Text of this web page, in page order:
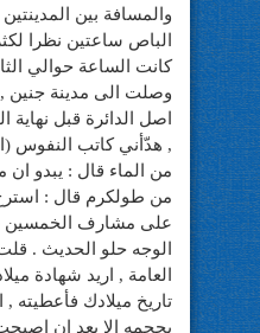
الباص ساعتين نظرا
كانت الساعة حوالي
وصلت الى مدينة جنين
اصل الدائرة قبل
, هدّأني كاتب النفوس
من الماء قال : يبدو
من طولكرم قال :
على مشارف
الوجه حلو الحديث .
العامة , اريد شهادة
تاريخ ميلادك فأعطيته
بحجمه الا بعد ان